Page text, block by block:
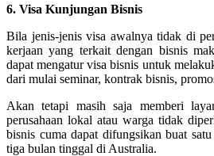
6. Visa Kunjungan Bisnis
Bila jenis-jenis visa awalnya tidak di
kerjaan yang terkait dengan bisnis
dapat mengatur visa bisnis untuk
dari mulai seminar, kontrak bisnis,
Akan tetapi masih saja memberi
perusahaan lokal atau warga tidak
bisnis cuma dapat difungsikan buat
tiga bulan tinggal di Australia.